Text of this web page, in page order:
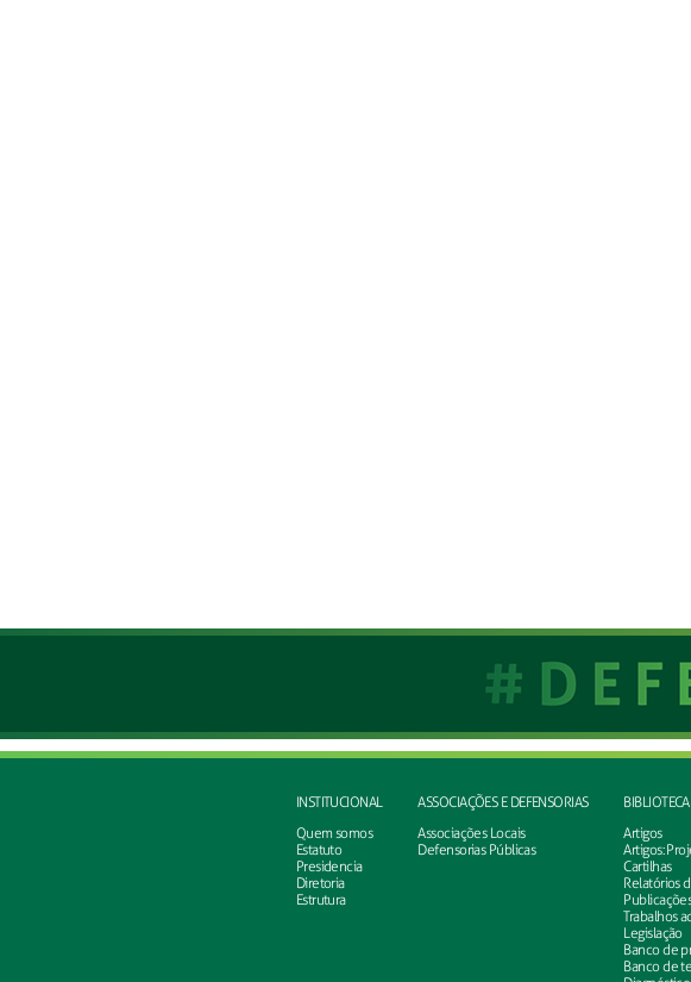
INSTITUCIONAL
Quem somos
Estatuto
Presidencia
Diretoria
Estrutura
ASSOCIAÇÕES E DEFENSORIAS
Associações Locais
Defensorias Públicas
BIBLIOTECA
Artigos
Artigos:
Cartilhas
Relatórios
Trabalhos
Legislação
Banco de
Banco de